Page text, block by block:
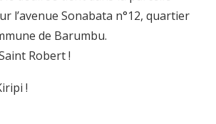
l’avenue Sonabata n°12, quartier
de Barumbu.
Robert !
!